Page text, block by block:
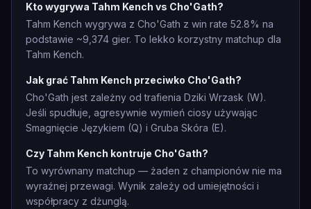
Kto wygrywa Tahm Kench vs Cho'Gath?
Tahm Kench wygrywa z Cho'Gath z win rate 52.8% na
podstawie ~9,374 gier. To lekko korzystny matchup dla
Tahm Kench.
Jak grać Tahm Kench przeciwko Cho'Gath?
Cho'Gath jest zależny od trafienia Dziki Wrzask (W).
Jeśli spudłuje, agresywnie wymień ciosy używając
Smagnięcie Językiem (Q) i Gruba Skóra (E).
Czy Tahm Kench kontruje Cho'Gath?
To wyrównany matchup — żaden z championów nie ma
wyraźnej przewagi. Wynik zależy od umiejętności i
współpracy z dżunglą.